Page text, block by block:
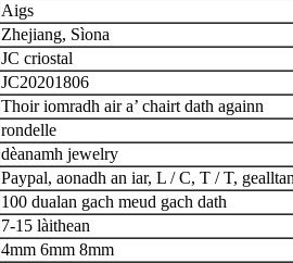
Aigs
Zhejiang, Sìona
JC criostal
JC20201806
Thoir iomradh air a’ chairt dath againn
rondelle
dèanamh jewelry
Paypal, aonadh an iar, L / C, T / T,
100 dualan gach meud gach dath
7-15 làithean
4mm 6mm 8mm